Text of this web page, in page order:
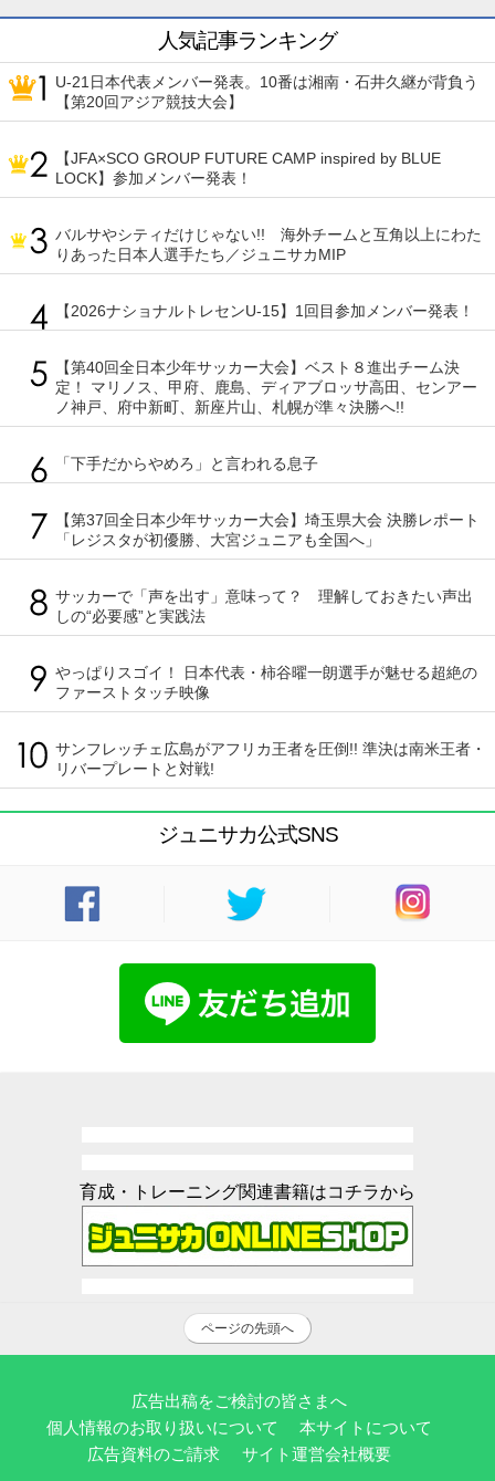
人気記事ランキング
U-21日本代表メンバー発表。10番は湘南・石井久継が背負う
【第20回アジア競技大会】
【JFA×SCO GROUP FUTURE CAMP inspired by BLUE
LOCK】参加メンバー発表！
バルサやシティだけじゃない!! 海外チームと互角以上にわた
りあった日本人選手たち／ジュニサカMIP
【2026ナショナルトレセンU-15】1回目参加メンバー発表！
【第40回全日本少年サッカー大会】ベスト８進出チーム決
定！ マリノス、甲府、鹿島、ディアブロッサ高田、センアー
ノ神戸、府中新町、新座片山、札幌が準々決勝へ!!
「下手だからやめろ」と言われる息子
【第37回全日本少年サッカー大会】埼玉県大会 決勝レポート
「レジスタが初優勝、大宮ジュニアも全国へ」
サッカーで「声を出す」意味って？ 理解しておきたい声出
しの“必要感”と実践法
やっぱりスゴイ！ 日本代表・柿谷曜一朗選手が魅せる超絶の
ファーストタッチ映像
サンフレッチェ広島がアフリカ王者を圧倒!! 準決は南米王者・
リバープレートと対戦!
ジュニサカ公式SNS
育成・トレーニング関連書籍はコチラから
ページの先頭へ
広告出稿をご検討の皆さまへ
個人情報のお取り扱いについて
本サイトについて
広告資料のご請求
サイト運営会社概要